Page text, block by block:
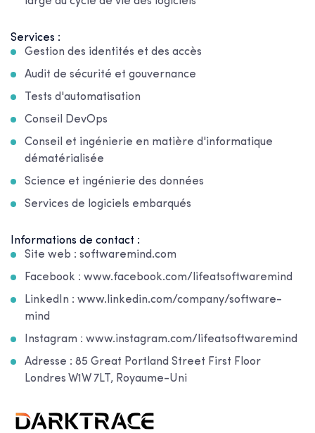
Services :
Gestion des identités et des accès
Audit de sécurité et gouvernance
Tests d'automatisation
Conseil DevOps
Conseil et ingénierie en matière d'informatique
dématérialisée
Science et ingénierie des données
Services de logiciels embarqués
Informations de contact :
Site web : softwaremind.com
Facebook : www.facebook.com/lifeatsoftwaremind
LinkedIn : www.linkedin.com/company/software-
mind
Instagram : www.instagram.com/lifeatsoftwaremind
Adresse : 85 Great Portland Street First Floor
Londres W1W 7LT, Royaume-Uni